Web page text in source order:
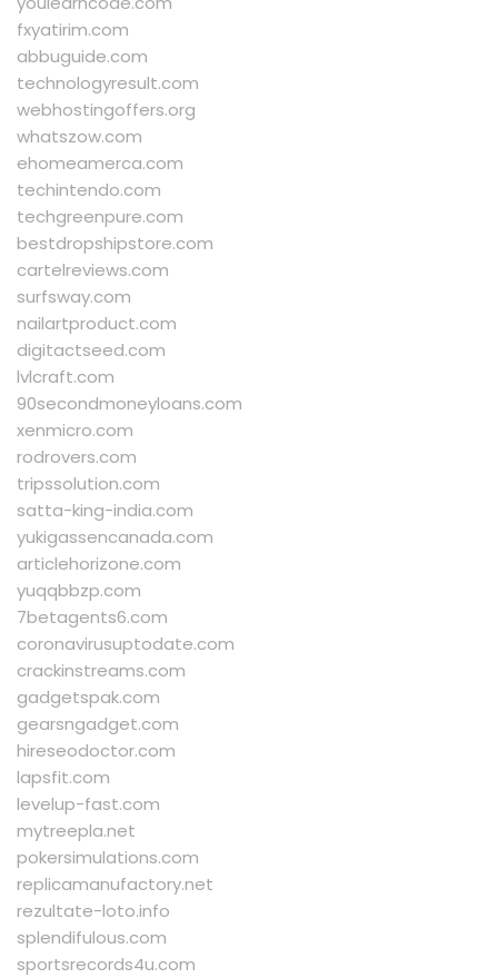
fxyatirim.com
abbuguide.com
technologyresult.com
webhostingoffers.org
whatszow.com
ehomeamerca.com
techintendo.com
techgreenpure.com
bestdropshipstore.com
cartelreviews.com
surfsway.com
nailartproduct.com
digitactseed.com
lvlcraft.com
90secondmoneyloans.com
xenmicro.com
rodrovers.com
tripssolution.com
satta-king-india.com
yukigassencanada.com
articlehorizone.com
yuqqbbzp.com
7betagents6.com
coronavirusuptodate.com
crackinstreams.com
gadgetspak.com
gearsngadget.com
hireseodoctor.com
lapsfit.com
levelup-fast.com
mytreepla.net
pokersimulations.com
replicamanufactory.net
rezultate-loto.info
splendifulous.com
sportsrecords4u.com